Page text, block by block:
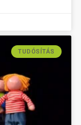
TUDÓSÍTÁS